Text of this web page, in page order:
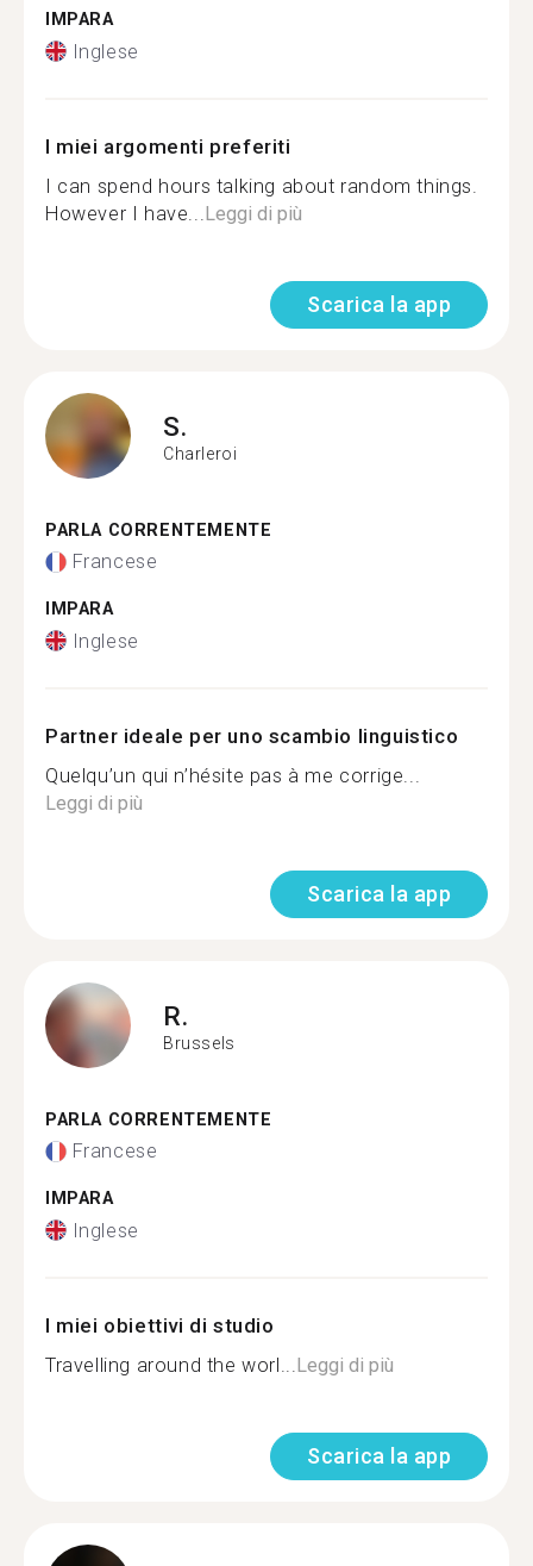
IMPARA
Inglese
I miei argomenti preferiti
I can spend hours talking about random things.
However I have... Leggi di più
Scarica la app
S.
Charleroi
PARLA CORRENTEMENTE
Francese
IMPARA
Inglese
Partner ideale per uno scambio linguistico
Quelqu’un qui n’hésite pas à me corrige...
Leggi di più
Scarica la app
R.
Brussels
PARLA CORRENTEMENTE
Francese
IMPARA
Inglese
I miei obiettivi di studio
Travelling around the worl... Leggi di più
Scarica la app